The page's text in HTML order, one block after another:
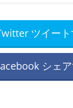
ツイート
シェ